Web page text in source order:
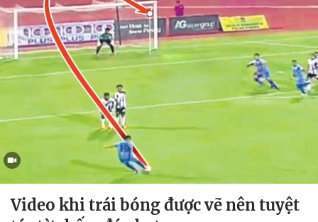
Video khi trái bóng được vẽ nên tuyệt